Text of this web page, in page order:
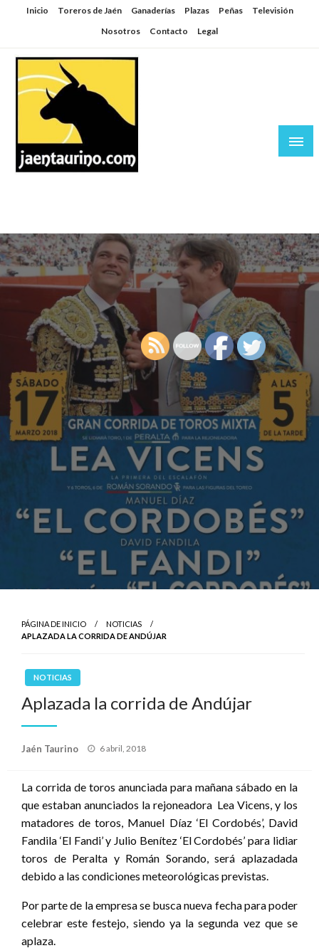
SaltarInicio Toreros de Jaén Ganaderías Plazas Peñas
Televisión
Nosotros
Contacto Legal
PÁGINA DE INICIO
NOTICIAS
APLAZADA LA CORRIDA DE ANDÚJAR
NOTICIAS
Aplazada la corrida de Andújar
Jaén Taurino
Publicado
6 abril, 2018
La corrida de toros anunciada para mañana sábado en la
que estaban anunciados la rejoneadora Lea Vicens, y los
matadores de toros, Manuel Díaz ‘El Cordobés’, David
Fandila ‘El Fandi’ y Julio Benítez ‘El Cordobés’ para lidiar
toros de Peralta y Román Sorando, será aplazadada
debido a las condiciones meteorológicas previstas.
Por parte de la empresa se busca nueva fecha para poder
celebrar este festejo, siendo ya la segunda vez que se
aplaza.